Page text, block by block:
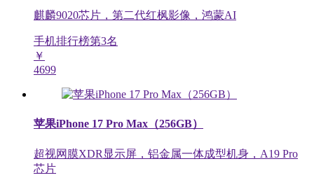
麒麟9020芯片，第二代红枫影像，鸿蒙AI
手机排行榜第3名
￥
4699
苹果iPhone 17 Pro Max（256GB）
超视网膜XDR显示屏，铝金属一体成型机身，A19 Pro
芯片